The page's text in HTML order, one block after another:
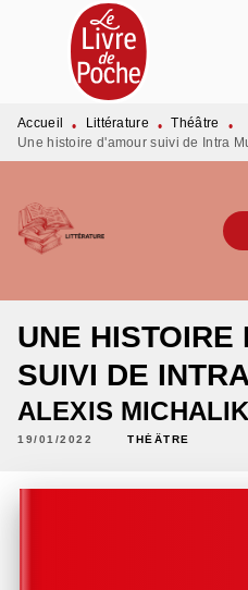
MENU RECHERCHE
PIED DE PAGE
Accueil • Littérature • Théâtre
•
Une histoire d'amour suivi de Intra
UNE HISTOIRE
SUIVI DE
ALEXIS MICHALIK
19/01/2022 THÉÂTRE